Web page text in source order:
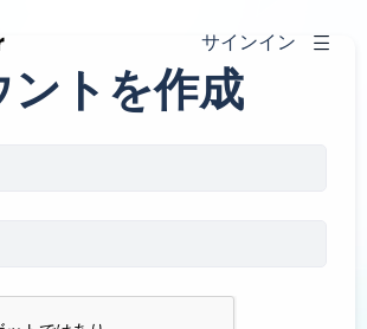
サインイン
ントを作成